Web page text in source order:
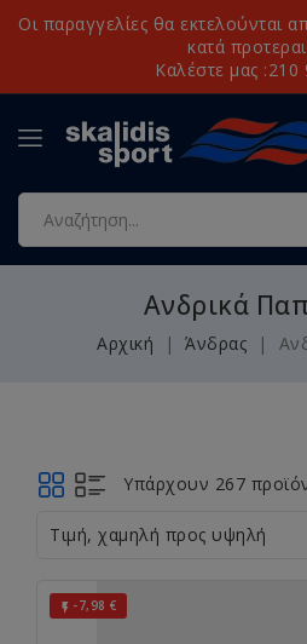
Οι παραγγελίες θα εκτελούνται
κατά
Καλέστε μας :210
Ανδρικά
Αρχική Άνδρας
Υπάρχουν 267
Τιμή, χαμηλή προς υψηλή
 -7,98 €